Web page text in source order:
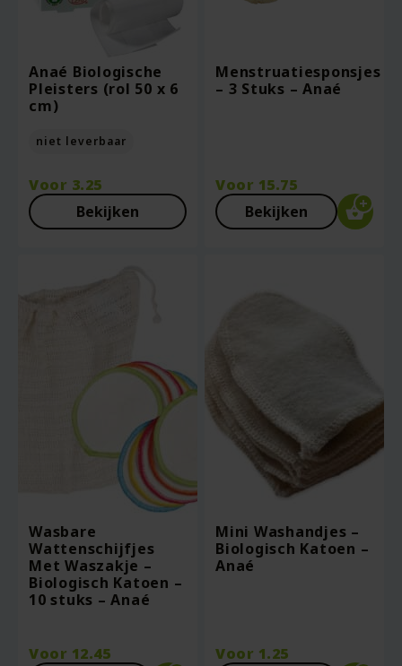
Anaé Biologische
Pleisters (rol 50 x 6
cm)
niet leverbaar
Voor 3.25
Bekijken
Menstruatiesponsjes
– 3 Stuks – Anaé
Voor 15.75
Bekijken
Wasbare
Wattenschijfjes
Met Waszakje –
Biologisch Katoen –
10 stuks – Anaé
Voor 12.45
Mini Washandjes –
Biologisch Katoen –
Anaé
Voor 1.25